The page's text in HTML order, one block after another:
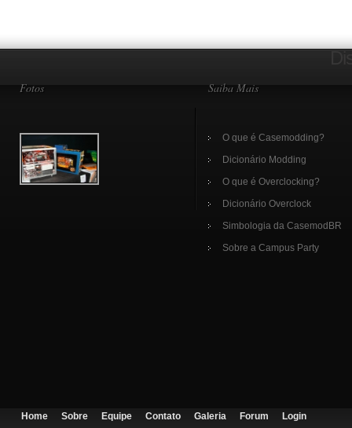
Fotos Saiba Mais
O que é Casemodding?
Dicionário Modding
O que é Overclocking?
Dicionário Overclock
Simbologia da CasemodBR
Sobre a Campus Party
Home Sobre Equipe Contato Galeria Forum Login